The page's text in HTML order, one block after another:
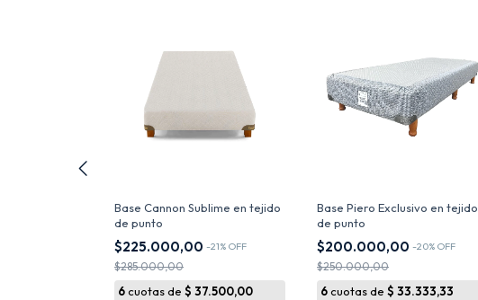
Base Cannon Sublime en tejido
de punto
$225.000,00 -21% OFF
$285.000,00
Base Piero Exclusivo en tejido
de punto
$200.000,00 -20% OFF
$250.000,00